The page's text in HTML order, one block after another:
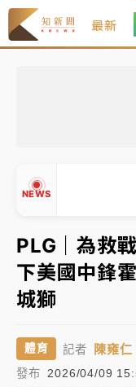
最新
NEWS
白海豚逼近！新
父親節玩樂園！
買1送1
中颱白海豚環流
38度
中颱白海豚風雨
響最劇烈
▼
PLG｜為救
下美國中鋒
城獅
體育 記者 陳雍仁
發布 2026/04/09